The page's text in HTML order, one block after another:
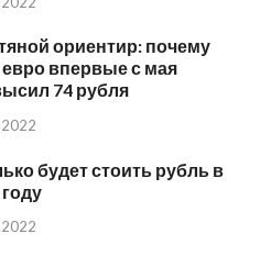
ориентир: почему
евро впервые с мая
74 рубля
будет стоить рубль в